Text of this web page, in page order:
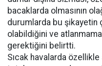
bacaklarda olmasının
durumlarda bu şikayetin
olabildiğini ve
gerektiğini belirtti.
Sıcak havalarda